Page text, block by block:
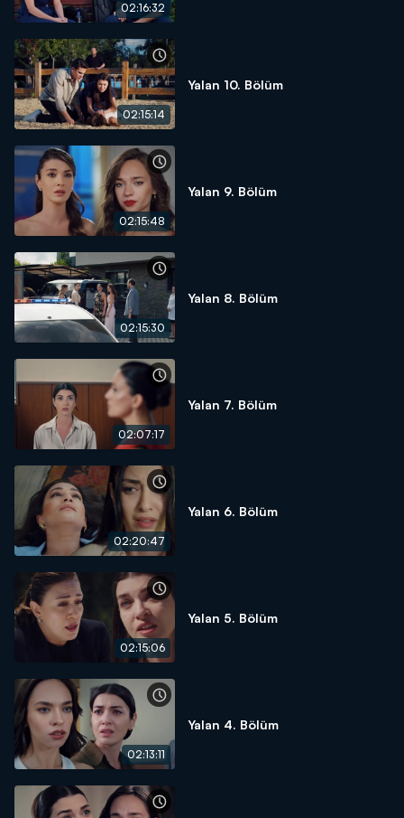
02:16:32
02:15:14
Yalan 10. Bölüm
02:15:48
Yalan 9. Bölüm
02:15:30
Yalan 8. Bölüm
02:07:17
Yalan 7. Bölüm
02:20:47
Yalan 6. Bölüm
02:15:06
Yalan 5. Bölüm
02:13:11
Yalan 4. Bölüm